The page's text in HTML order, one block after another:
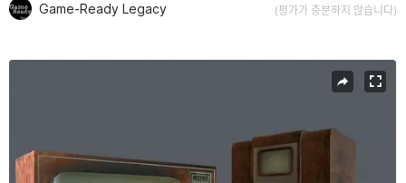
Game-Ready Legacy (평가가 충분하지 않습니다)